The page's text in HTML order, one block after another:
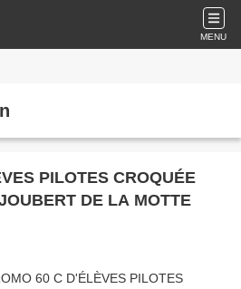
MENU
PILOTES CROQUÉE
DE LA MOTTE